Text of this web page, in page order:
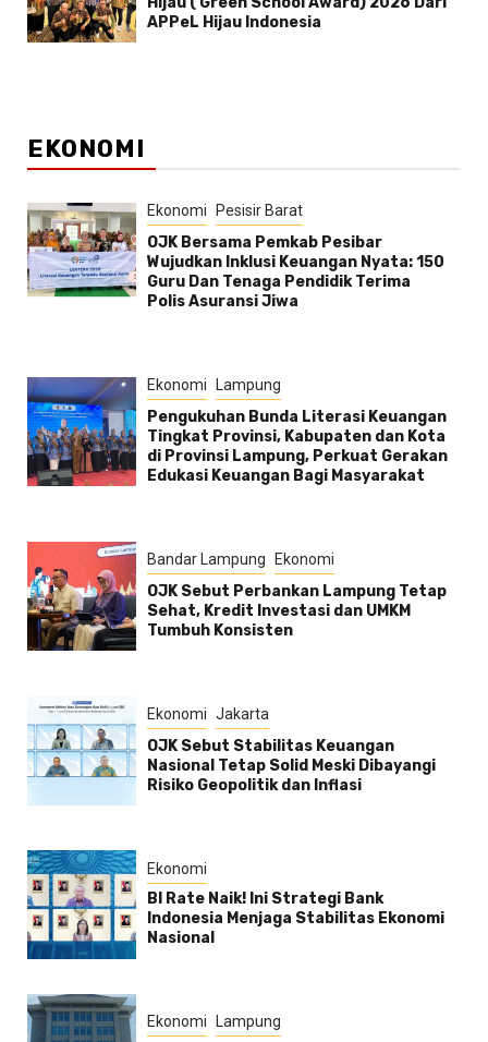
APPeL Hijau Indonesia
EKONOMI
Ekonomi Pesisir Barat
OJK Bersama Pemkab Pesibar
Wujudkan Inklusi Keuangan Nyata: 150
Guru Dan Tenaga Pendidik Terima
Polis Asuransi Jiwa
Ekonomi Lampung
Pengukuhan Bunda Literasi Keuangan
Tingkat Provinsi, Kabupaten dan Kota
di Provinsi Lampung, Perkuat Gerakan
Edukasi Keuangan Bagi Masyarakat
Bandar Lampung Ekonomi
OJK Sebut Perbankan Lampung Tetap
Sehat, Kredit Investasi dan UMKM
Tumbuh Konsisten
Ekonomi Jakarta
OJK Sebut Stabilitas Keuangan
Nasional Tetap Solid Meski Dibayangi
Risiko Geopolitik dan Inflasi
Ekonomi
BI Rate Naik! Ini Strategi Bank
Indonesia Menjaga Stabilitas Ekonomi
Nasional
Ekonomi Lampung